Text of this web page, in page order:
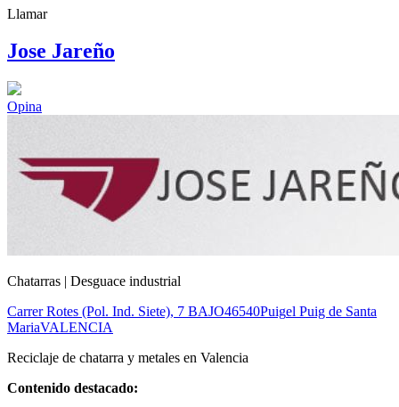
Llamar
Jose Jareño
Opina
Chatarras | Desguace industrial
Carrer Rotes (Pol. Ind. Siete), 7 BAJO46540Puigel Puig de Santa
MariaVALENCIA
Reciclaje de chatarra y metales en Valencia
Contenido destacado: